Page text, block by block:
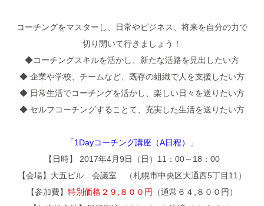
コーチングをマスターし、日常やビジネス、将来を自分の力で
切り開いて行きましょう！
◆コーチングスキルを活かし、新たな活路を見出したい方
◆ 企業や学校、チームなど、既存の組織で人を支援したい方
◆ 日常生活でコーチングを活かし、楽しい日々を送りたい方
◆ セルフコーチングすることて、充実した生活を送りたい方
「1Dayコーチング講座（A日程）」
【日時】 2017年4月9日（日）11：00～18：00
【会場】大五ビル 会議室 （札幌市中央区大通西5丁目11）
【参加費】 特別価格２９,８００円
（通常６４,８００円）